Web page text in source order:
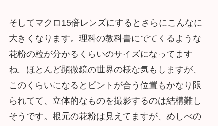
そしてマクロ15倍レンズにするとさらにこんなに
大きくなります。理科の教科書にでてくるような
花粉の粒が分かるくらいのサイズになってます
ね。ほとんど顕微鏡の世界の様な気もしますが、
このくらいになるとピントが合う位置もかなり限
られてて、立体的なものを撮影するのは結構難し
そうです。根元の花粉は見えてますが、めしべの